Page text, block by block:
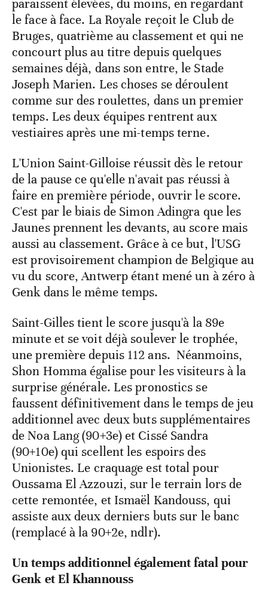
paraissent élevées, du moins, en regardant
le face à face. La Royale reçoit le Club de
Bruges, quatrième au classement et qui ne
concourt plus au titre depuis quelques
semaines déjà, dans son entre, le Stade
Joseph Marien. Les choses se déroulent
comme sur des roulettes, dans un premier
temps. Les deux équipes rentrent aux
vestiaires après une mi-temps terne.
L'Union Saint-Gilloise réussit dès le retour
de la pause ce qu'elle n'avait pas réussi à
faire en première période, ouvrir le score.
C'est par le biais de Simon Adingra que les
Jaunes prennent les devants, au score mais
aussi au classement. Grâce à ce but, l'USG
est provisoirement champion de Belgique au
vu du score, Antwerp étant mené un à zéro à
Genk dans le même temps.
Saint-Gilles tient le score jusqu'à la 89e
minute et se voit déjà soulever le trophée,
une première depuis 112 ans. Néanmoins,
Shon Homma égalise pour les visiteurs à la
surprise générale. Les pronostics se
faussent définitivement dans le temps de jeu
additionnel avec deux buts supplémentaires
de Noa Lang (90+3e) et Cissé Sandra
(90+10e) qui scellent les espoirs des
Unionistes. Le craquage est total pour
Oussama El Azzouzi, sur le terrain lors de
cette remontée, et Ismaël Kandouss, qui
assiste aux deux derniers buts sur le banc
(remplacé à la 90+2e, ndlr).
Un temps additionnel également fatal pour
Genk et El Khannouss